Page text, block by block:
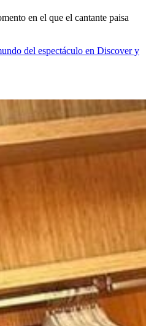
en el que el cantante paisa
del espectáculo en Discover y